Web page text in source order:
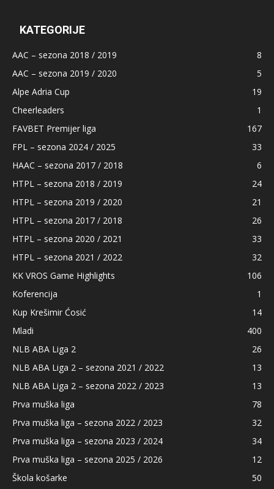
KATEGORIJE
AAC – sezona 2018 / 2019
8
AAC – sezona 2019 / 2020
5
Alpe Adria Cup
19
Cheerleaders
1
FAVBET Premijer liga
167
FPL – sezona 2024 / 2025
33
HAAC – sezona 2017 / 2018
6
HTPL – sezona 2018 / 2019
24
HTPL – sezona 2019 / 2020
21
HTPL – sezona 2017 / 2018
26
HTPL – sezona 2020 / 2021
33
HTPL – sezona 2021 / 2022
32
KK VROS Game Highlights
106
Koferencija
1
Kup Krešimir Ćosić
14
Mladi
400
NLB ABA Liga 2
26
NLB ABA Liga 2 – sezona 2021 / 2022
13
NLB ABA Liga 2 – sezona 2022 / 2023
13
Prva muška liga
78
Prva muška liga – sezona 2022 / 2023
32
Prva muška liga – sezona 2023 / 2024
34
Prva muška liga – sezona 2025 / 2026
12
Škola košarke
50